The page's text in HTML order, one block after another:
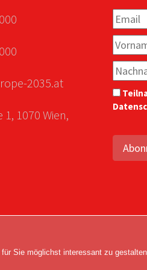
Sie möglichst interessant zu gestalten.
2035.at
1070 Wien,